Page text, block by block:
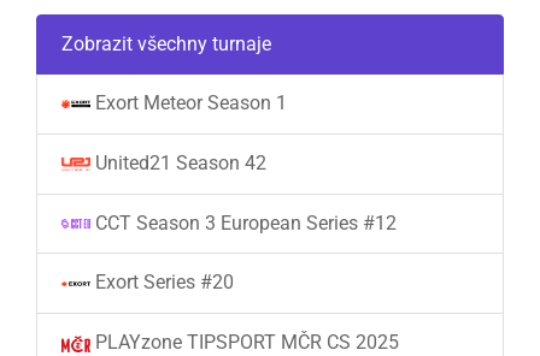
Zobrazit všechny turnaje
Exort Meteor Season 1
United21 Season 42
CCT Season 3 European Series #12
Exort Series #20
PLAYzone TIPSPORT MČR CS 2025